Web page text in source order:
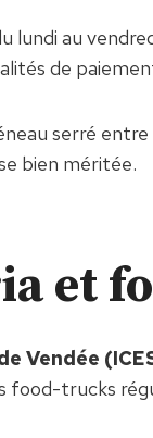
lundi au
de
serré
bien méritée.
et
Vendée
food-trucks